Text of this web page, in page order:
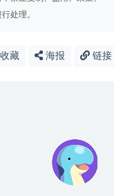
处理。
收藏 海报 链接